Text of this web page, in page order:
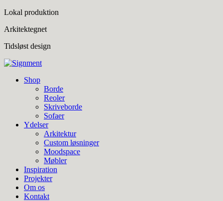
Lokal produktion
Arkitektegnet
Tidsløst design
Shop
Borde
Reoler
Skriveborde
Sofaer
Ydelser
Arkitektur
Custom løsninger
Moodspace
Møbler
Inspiration
Projekter
Om os
Kontakt